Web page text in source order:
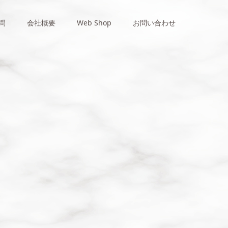
会社概要 Web Shop お問い合わせ